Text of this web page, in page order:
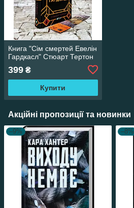
Книга "Сім смертей Евелін
Гардкасл" Стюарт Тертон
399 ₴
Купити
Акційні пропозиції та новинки
–9% –8%